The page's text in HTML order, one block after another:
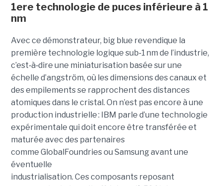
1ere technologie de puces inférieure à 1
nm
Avec ce démonstrateur, big blue revendique la
première technologie logique sub‑1 nm de l’industrie,
c’est‑à‑dire une miniaturisation basée sur une
échelle d’angström, où les dimensions des canaux et
des empilements se rapprochent des distances
atomiques dans le cristal. On n’est pas encore à une
production industrielle : IBM parle d’une technologie
expérimentale qui doit encore être transférée et
maturée avec des partenaires
comme GlobalFoundries ou Samsung avant une
éventuelle
industrialisation. Ces composants reposant